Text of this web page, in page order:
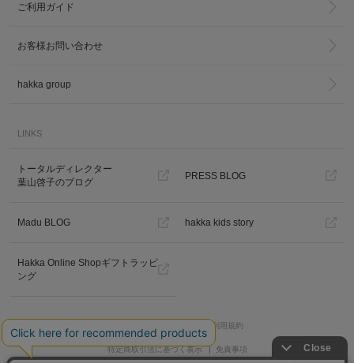
ご利用ガイド
お客様お問い合わせ
hakka group
LINKS
トータルディレクター
葉山啓子のブログ
PRESS BLOG
Madu BLOG hakka kids story
Hakka Online Shopギフトラッピ
ング
ご利用規約
特定商取引法に基づく表示 免責事項